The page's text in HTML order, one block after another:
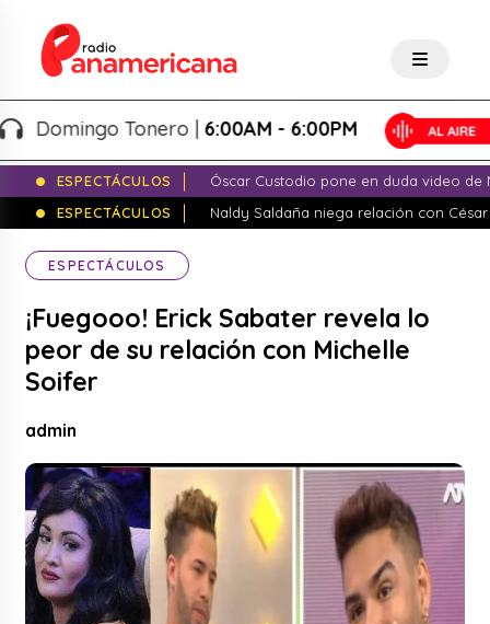
Tonero |6:00AM - 6:00PM
ESPECTÁCULOS
Óscar Custodio pone en duda video de
ESPECTÁCULOS
Naldy Saldaña niega relación con
ESPECTÁCULOS
¡Fuegooo! Erick Sabater revela lo
peor de su relación con Michelle
Soifer
admin